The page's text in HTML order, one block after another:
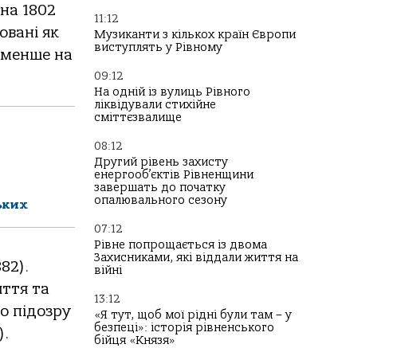
1802
як
менше на
та
підозру
11:12
Музиканти з кількох країн Європи
виступлять у Рівному
09:12
На одній із вулиць Рівного
ліквідували стихійне
сміттєзвалище
08:12
Другий рівень захисту
енергооб’єктів Рівненщини
завершать до початку
опалювального сезону
07:12
Рівне попрощається із двома
Захисниками, які віддали життя на
війні
13:12
«Я тут, щоб мої рідні були там – у
безпеці»: історія рівненського
бійця «Князя»